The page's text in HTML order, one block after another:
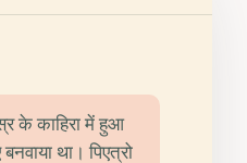
के काहिरा में हुआ
था। पिएत्रो